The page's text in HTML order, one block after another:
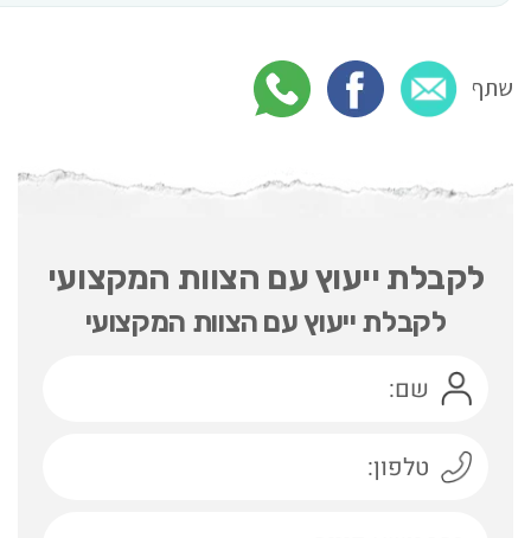
שתף
לקבלת ייעוץ עם הצוות המקצועי
לקבלת ייעוץ עם הצוות המקצועי